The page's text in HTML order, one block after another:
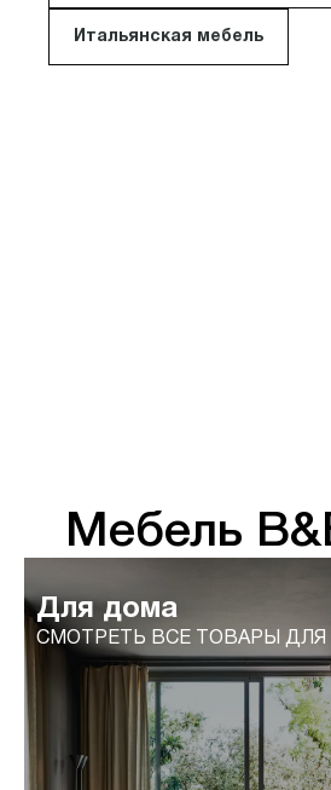
Итальянская мебель
Мебель
Для дома
СМОТРЕТЬ ВСЕ ТОВАРЫ